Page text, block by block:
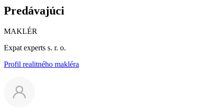
Predávajúci
MAKLÉR
Expat experts s. r. o.
Profil realitného makléra